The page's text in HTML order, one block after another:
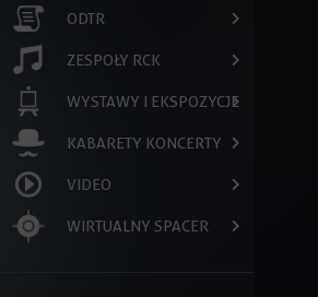
ODTR
ZESPOŁY RCK
WYSTAWY I EKSPOZYCJE
KABARETY KONCERTY
VIDEO
WIRTUALNY SPACER